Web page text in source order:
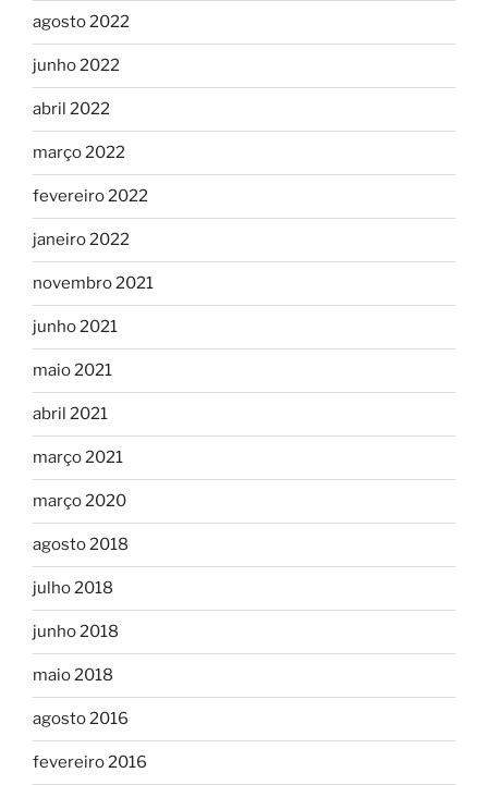
agosto 2022
junho 2022
abril 2022
março 2022
fevereiro 2022
janeiro 2022
novembro 2021
junho 2021
maio 2021
abril 2021
março 2021
março 2020
agosto 2018
julho 2018
junho 2018
maio 2018
agosto 2016
fevereiro 2016